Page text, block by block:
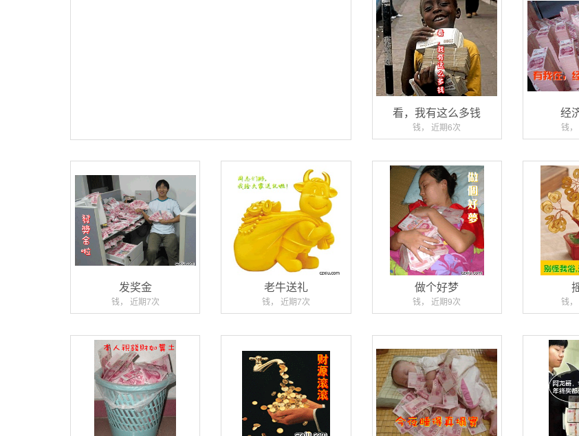
看，我有这么多钱
钱， 近期6次
经
钱
发奖金
钱， 近期7次
老牛送礼
钱， 近期7次
做个好梦
钱， 近期9次 钱